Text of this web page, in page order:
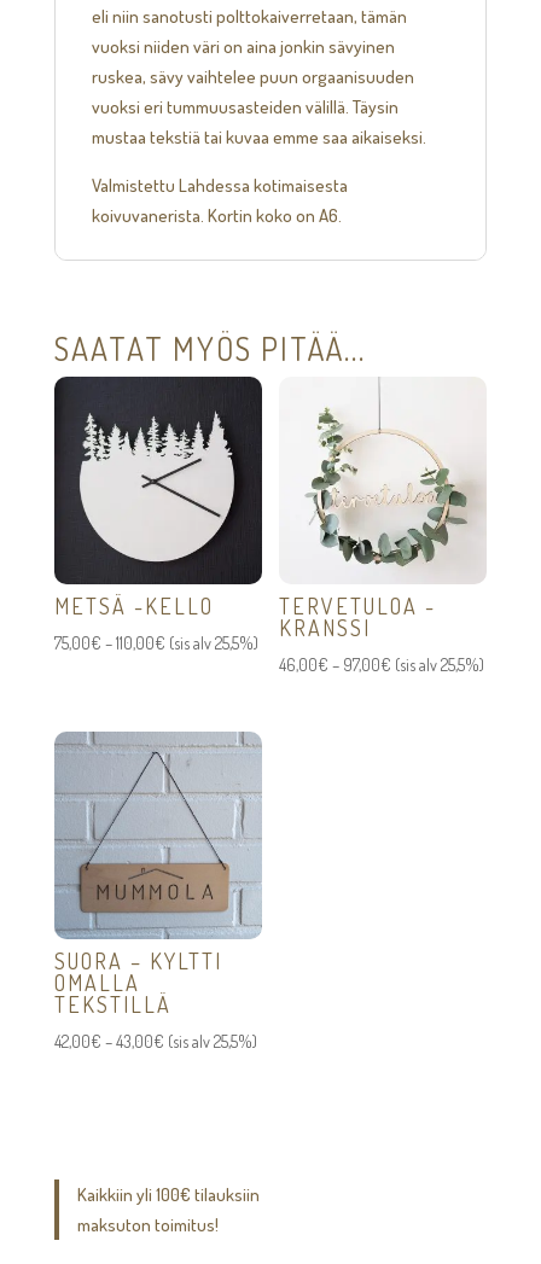
eli niin sanotusti polttokaiverretaan, tämän
vuoksi niiden väri on aina jonkin sävyinen
ruskea, sävy vaihtelee puun orgaanisuuden
vuoksi eri tummuusasteiden välillä. Täysin
mustaa tekstiä tai kuvaa emme saa aikaiseksi.
Valmistettu Lahdessa kotimaisesta
koivuvanerista. Kortin koko on A6.
SAATAT MYÖS PITÄÄ...
METSÄ -KELLO
75,00€ –110,00€Hintaluokka:
110,00€
(sis alv 25,5%)
TERVETULOA -
KRANSSI
46,00€ – 97,00€ Hintaluokka:
(sis alv 25,5%)
SUORA – KYLTTI
OMALLA
TEKSTILLÄ
42,00€ –43,00€Hintaluokka:
(sis alv 25,5%)
Kaikkiin yli 100€ tilauksiin
maksuton toimitus!